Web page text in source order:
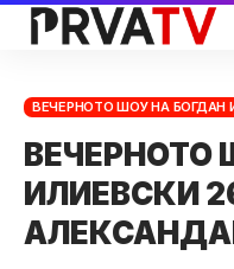
ВЕЧЕРНОТО ШОУ НА БОГДАН
ВЕЧЕРНОТО
ИЛИЕВСКИ